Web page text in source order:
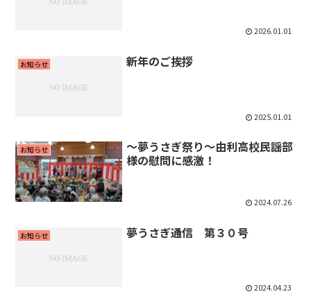
2026.01.01
お知らせ 新年のご挨拶
2025.01.01
お知らせ
～夢うさぎ祭り～由利高校民謡部
様の慰問に感激！
2024.07.26
お知らせ 夢うさぎ通信 第３０号
2024.04.23